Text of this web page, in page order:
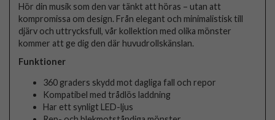
Hör din musik som den var tänkt att höras – utan att
kompromissa om design. Från elegant och minimalistisk till
djärv och uttrycksfull, vår kollektion med olika mönster
kommer att ge dig den där huvudrollskänslan.
Funktioner
360 graders skydd mot dagliga fall och repor
Kompatibel med trådlös laddning
Har ett synligt LED-ljus